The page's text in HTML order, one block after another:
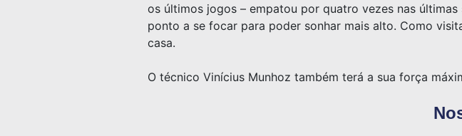
os últimos jogos – empatou por quatro vezes nas
ponto a se focar para poder sonhar mais alto. Como
casa.
O técnico Vinícius Munhoz também terá a sua força